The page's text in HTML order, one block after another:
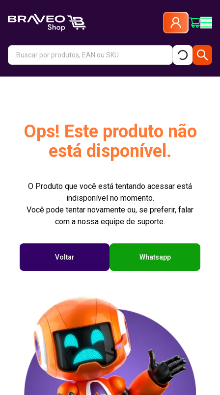
Ops! Este produto não
está disponível.
O Produto que você está tentando acessar está
indisponível no momento.
Você pode tentar novamente ou, se preferir, falar
com a nossa equipe de suporte.
Voltar Whatsapp